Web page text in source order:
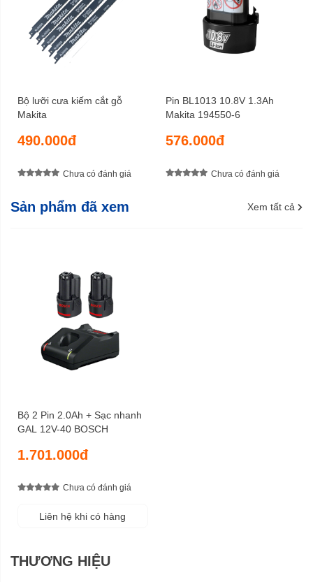
Bộ lưỡi cưa kiếm cắt gỗ
Makita
490.000đ
Chưa có đánh giá
Pin BL1013 10.8V 1.3Ah
Makita 194550-6
576.000đ
Chưa có đánh giá
Sản phẩm đã xem Xem tất cả
Bộ 2 Pin 2.0Ah + Sạc nhanh
GAL 12V-40 BOSCH
1.701.000đ
Chưa có đánh giá
Liên hệ khi có hàng
THƯƠNG HIỆU